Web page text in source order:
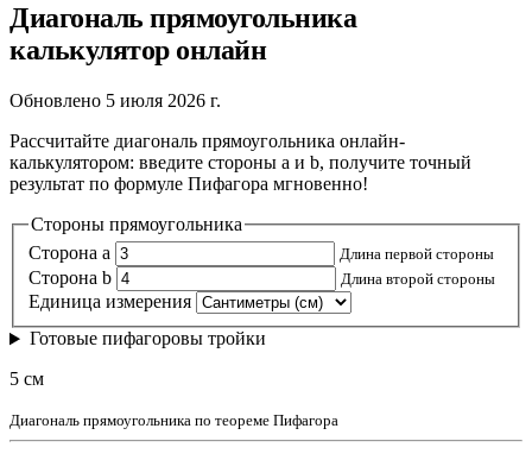
Диагональ прямоугольника
калькулятор онлайн
Обновлено 5 июля 2026 г.
Рассчитайте диагональ прямоугольника онлайн-
калькулятором: введите стороны a и b, получите точный
результат по формуле Пифагора мгновенно!
Стороны прямоугольника
Сторона a
Длина первой стороны
Сторона b Длина второй стороны
Единица измерения
Готовые пифагоровы тройки
5 см
Диагональ прямоугольника по теореме Пифагора